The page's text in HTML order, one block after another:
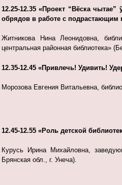
12.25-12.35 «Проект “Вёска
обрядов в работе с подрастающим
Житникова Нина Леонидовна,
центральная районная библиотека»
12.35-12.45 «Привлечь! Удивить!
Морозова Евгения Витальевна,
12.45-12.55 «Роль детской
Курусь Ирина Михайловна,
Брянская обл., г. Унеча).